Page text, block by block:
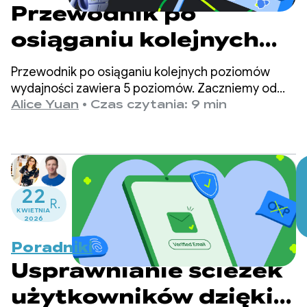
Przewodnik po
osiąganiu kolejnych
poziomów wydajności
Przewodnik po osiąganiu kolejnych poziomów
wydajności zawiera 5 poziomów. Zaczniemy od
poziomu 1, który wprowadza narzędzia do
przejdziemy do poziomu 5, idealnego dla aplikacji,
które mają zasoby do utrzymywania
niestandardowego frameworka wydajności.
Alice Yuan • Czas czytania: 9 min
22
KWIETNIA
2026
R.
Poradniki
Usprawnianie ścieżek
użytkowników dzięki